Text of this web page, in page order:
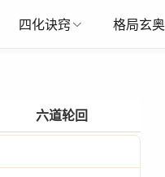
四化诀窍 格局玄奥
六道轮回